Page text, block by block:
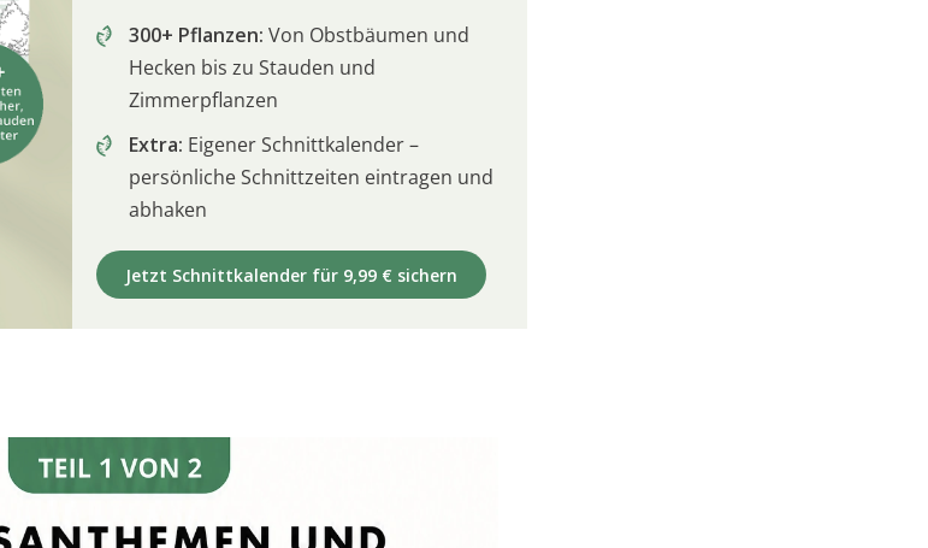
300+ Pflanzen: Von Obstbäumen und
Hecken bis zu Stauden und
Zimmerpflanzen
Extra: Eigener Schnittkalender –
persönliche Schnittzeiten eintragen und
abhaken
Jetzt Schnittkalender für 9,99 € sichern